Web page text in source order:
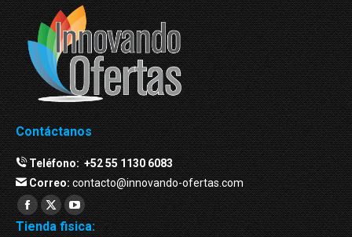
Contáctanos
Teléfono:+52 55 1130 6083
Correo:contacto@innovando-ofertas.com
Facebook
TwitterYouTube
Tienda fisica: